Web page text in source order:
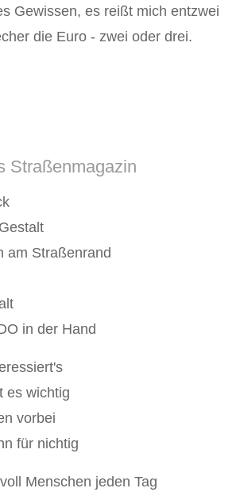
Gewissen, es reißt mich entzwei
die Euro - zwei oder drei.
Straßenmagazin
am Straßenrand
in der Hand
es wichtig
vorbei
für nichtig
Menschen jeden Tag